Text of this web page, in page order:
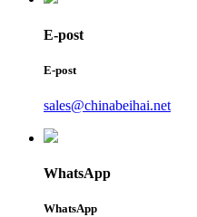
E-post
E-post
sales@chinabeihai.net
WhatsApp
WhatsApp